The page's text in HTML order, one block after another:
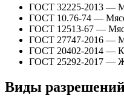
ГОСТ 32225-2013 —
ГОСТ 10.76-74 — Мясо.
ГОСТ 12513-67 —
ГОСТ 27747-2016 —
ГОСТ 20402-2014 —
ГОСТ 25292-2017 —
Виды